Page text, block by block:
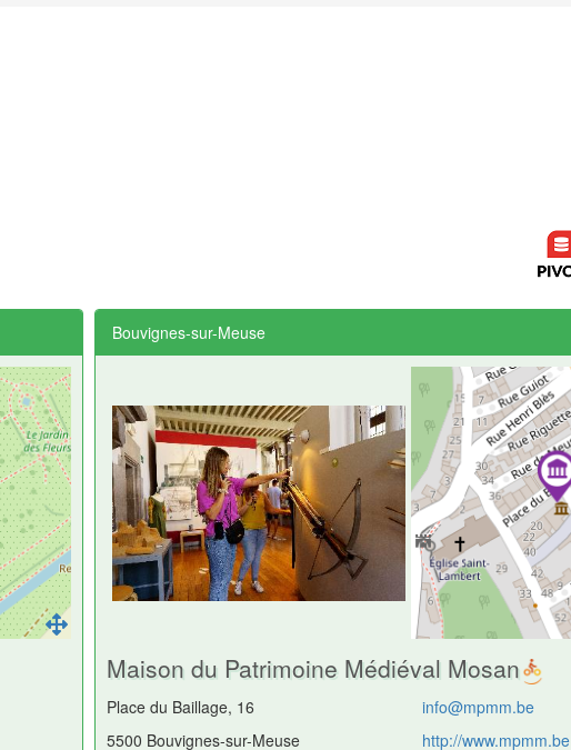
Bouvignes-sur-Meuse
Maison du Patrimoine Médiéval Mosan
Place du Baillage, 16
5500 Bouvignes-sur-Meuse
info@mpmm.be
http://www.mpmm.be